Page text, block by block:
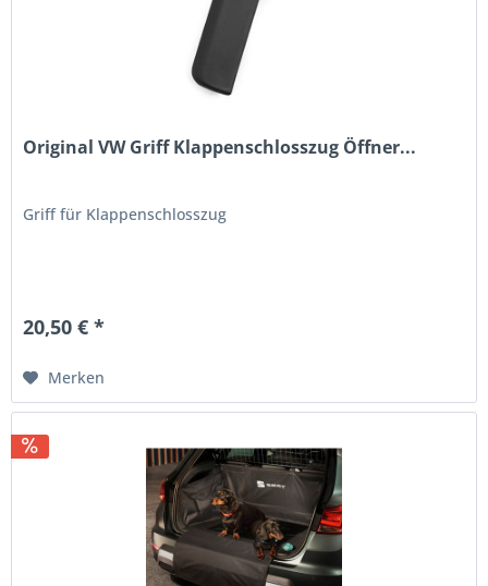
Original VW Griff Klappenschlosszug Öffner...
Griff für Klappenschlosszug
20,50 € *
Merken